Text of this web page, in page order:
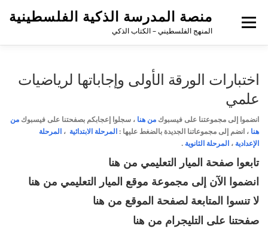
منصة المدرسة الذكية الفلسطينية
المنهج الفلسطيني – الكتاب الذكي
القائمة
اختبارات الورقة الأولى وإجاباتها لرياضيات
علمي
انضموا إلى مجموعتنا على فيسبوك من هنا ، سجلوا إعجابكم بصفحتنا على فيسبوك من
هنا ، انضم إلى مجموعاتنا الجديدة بالضغط عليها : المرحلة الابتدائية ، المرحلة
الإعدادية ، المرحلة الثانوية .
تابعوا صفحة الميار التعليمي من هنا
انضموا الآن إلى مجموعة موقع الميار التعليمي من هنا
لا تنسوا المتابعة لصفحة الموقع من هنا
صفحتنا على التليجرام من هنا